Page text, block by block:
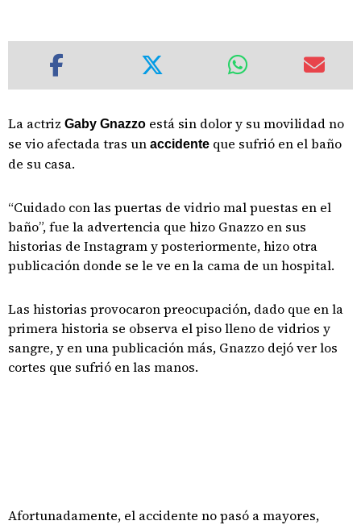
La actriz Gaby Gnazzo está sin dolor y su movilidad no
se vio afectada tras un accidente que sufrió en el baño
de su casa.
“Cuidado con las puertas de vidrio mal puestas en el
baño”, fue la advertencia que hizo Gnazzo en sus
historias de Instagram y posteriormente, hizo otra
publicación donde se le ve en la cama de un hospital.
Las historias provocaron preocupación, dado que en la
primera historia se observa el piso lleno de vidrios y
sangre, y en una publicación más, Gnazzo dejó ver los
cortes que sufrió en las manos.
Afortunadamente, el accidente no pasó a mayores,